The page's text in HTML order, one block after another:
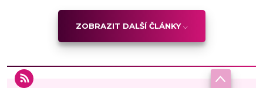
ZOBRAZIT DALŠÍ ČLÁNKY